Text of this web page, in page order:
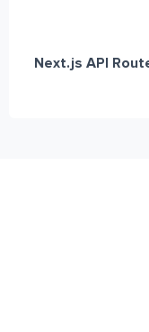
Next.js API